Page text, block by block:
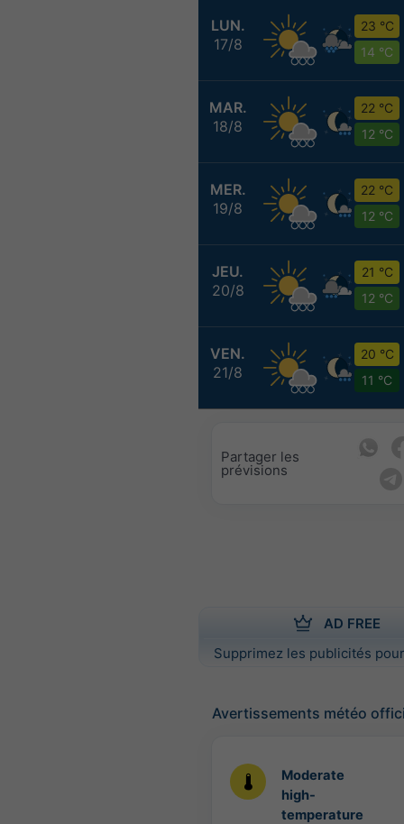
LUN.
17/8
23 °C
14 °C
MAR.
18/8
22 °C
12 °C
MER.
19/8
22 °C
12 °C
JEU.
20/8
21 °C
12 °C
VEN.
21/8
20 °C
11 °C
Partager les
prévisions
AD FREE
Supprimez les publicités
Avertissements météo
Moderate
high-
temperature